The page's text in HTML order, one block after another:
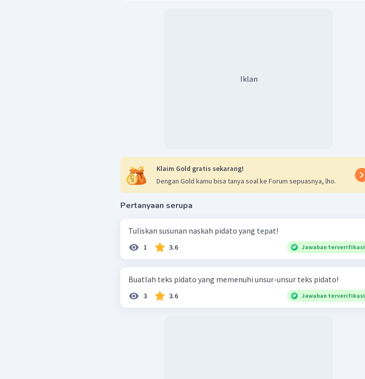
Iklan
Klaim Gold gratis sekarang!
Dengan Gold kamu bisa tanya soal ke Forum sepuasnya, lho.
Pertanyaan serupa
Tuliskan susunan naskah pidato yang tepat!
1 3.6 Jawaban terverifikasi
Buatlah teks pidato yang memenuhi unsur-unsur teks pidato!
3 3.6 Jawaban terverifikasi